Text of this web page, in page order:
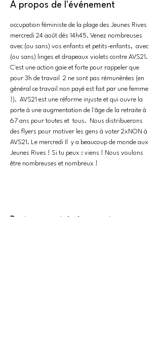
À propos de l'événement
occupation féministe de la plage des Jeunes Rives
mercredi 24 août dès 14h45. Venez nombreuses
avec (ou sans) vos enfants et petits-enfants,  avec
(ou sans) linges et drapeaux violets contre AVS21.
C'est une action gaie et forte pour rappeler que
pour 3h de travail  2 ne sont pas rémunérées (en
général ce travail non payé est fait par une femme
!).  AVS21 est une réforme injuste et qui ouvre la
porte à une augmentation de l'âge de la retraite à
67 ans pour toutes et  tous.  Nous distribuerons
des flyers pour motiver les gens à voter 2xNON à
AVS21. Le mercredi Il  y a beaucoup de monde aux
Jeunes Rives ! Si tu peux : viens ! Nous voulons
être nombreuses et nombreux !